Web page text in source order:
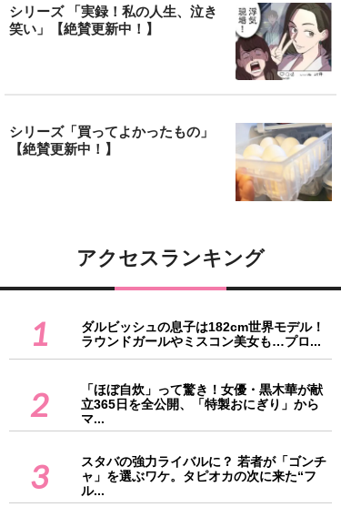
シリーズ 「実録！私の人生、泣き
笑い」【絶賛更新中！】
シリーズ「買ってよかったもの」
【絶賛更新中！】
アクセスランキング
1
ダルビッシュの息子は182cm世界モデル！
ラウンドガールやミスコン美女も…プロ...
2
「ほぼ自炊」って驚き！女優・黒木華が献
立365日を全公開、「特製おにぎり」から
マ...
3
スタバの強力ライバルに？ 若者が「ゴンチ
ャ」を選ぶワケ。タピオカの次に来た“フ
ル...